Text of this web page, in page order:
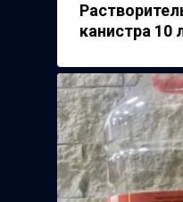
канистра 10